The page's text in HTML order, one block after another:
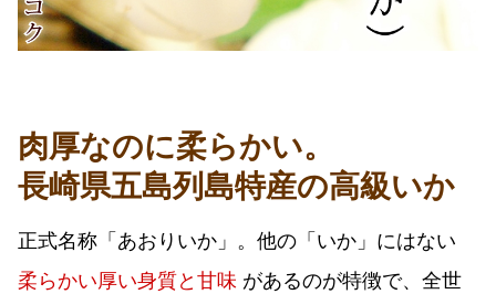
肉厚なのに柔らかい。
長崎県五島列島特産の高級いか
正式名称「あおりいか」。他の「いか」にはない
柔らかい厚い身質と甘味 があるのが特徴で、全世